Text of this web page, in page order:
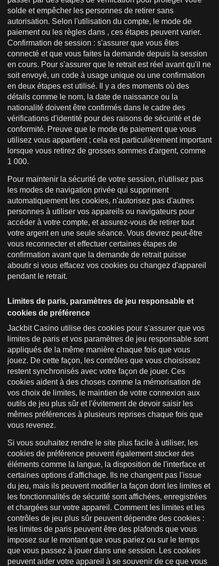
solde et empêcher les personnes de retirer sans
autorisation. Selon l'utilisation du compte, le mode de
paiement ou les règles dans , ces étapes peuvent varier.
Confirmation de session : s'assurer que vous êtes
connecté et que vous faites la demande depuis la session
en cours. Pour s'assurer que le retrait est réel avant qu'il ne
soit envoyé, un code à usage unique ou une confirmation
en deux étapes est utilisé. Il y a des moments où des
détails comme le nom, la date de naissance ou la
nationalité doivent être confirmés dans le cadre des
vérifications d'identité pour des raisons de sécurité et de
conformité. Preuve que le mode de paiement que vous
utilisez vous appartient ; cela est particulièrement important
lorsque vous retirez de grosses sommes d'argent, comme
1 000.
Pour maintenir la sécurité de votre session, n'utilisez pas
les modes de navigation privée qui suppriment
automatiquement les cookies, n'autorisez pas d'autres
personnes à utiliser vos appareils ou navigateurs pour
accéder à votre compte, et assurez-vous de retirer tout
votre argent en une seule séance. Vous devrez peut-être
vous reconnecter et effectuer certaines étapes de
confirmation avant que la demande de retrait puisse
aboutir si vous effacez vos cookies ou changez d'appareil
pendant le retrait.
Limites de paris, paramètres de jeu responsable et
cookies de préférence
Jackbit Casino utilise des cookies pour s'assurer que vos
limites de paris et vos paramètres de jeu responsable sont
appliqués de la même manière chaque fois que vous
jouez. De cette façon, les contrôles que vous choisissez
restent synchronisés avec votre façon de jouer. Ces
cookies aident à des choses comme la mémorisation de
vos choix de limites, le maintien de votre connexion aux
outils de jeu plus sûr et l'évitement de devoir saisir les
mêmes préférences à plusieurs reprises chaque fois que
vous revenez.
Si vous souhaitez rendre le site plus facile à utiliser, les
cookies de préférence peuvent également stocker des
éléments comme la langue, la disposition de l'interface et
certaines options d'affichage. Ils ne changent pas l'issue
du jeu, mais ils peuvent modifier la façon dont les limites et
les fonctionnalités de sécurité sont affichées, enregistrées
et chargées sur votre appareil. Comment les limites et les
contrôles de jeu plus sûr peuvent dépendre des cookies :
les limites de paris peuvent être des plafonds que vous
imposez sur le montant que vous pariez ou sur le temps
que vous passez à jouer dans une session. Les cookies
peuvent aider votre appareil à se souvenir de ce que vous